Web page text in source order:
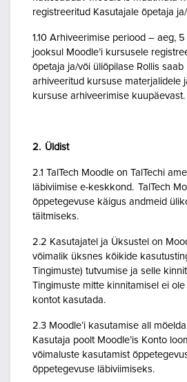
registreeritud Kasutajale õpetaja
1.10 Arhiveerimise periood – aeg,
jooksul Moodle’i kursusele
õpetaja ja/või üliõpilase Rollis saab
arhiveeritud kursuse materjalidele
kursuse arhiveerimise kuupäevast.
2. Üldist
2.1 TalTech Moodle on TalTechi
läbiviimise e-keskkond. TalTech
õppetegevuse käigus andmeid
täitmiseks.
2.2 Kasutajatel ja Üksustel on
võimalik üksnes kõikide
Tingimuste) tutvumise ja selle
Tingimuste mitte kinnitamisel ei ole
kontot kasutada.
2.3 Moodle’i kasutamise all
Kasutaja poolt Moodle’is Konto
võimaluste kasutamist
õppetegevuse läbiviimiseks.